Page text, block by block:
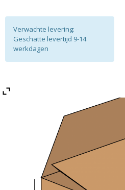
Verwachte levering:
Geschatte levertijd 9-14
werkdagen